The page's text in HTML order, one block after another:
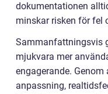
dokumentationen
minskar risken för fel
Sammanfattningsvis
mjukvara mer
engagerande.
anpassning,